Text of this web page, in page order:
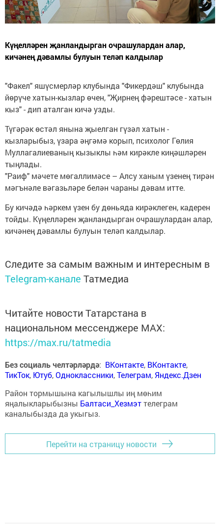
Күңелләрен җанландырган очрашулардан алар,
кичәнең дәвамлы булуын теләп калдылар
"Факел" яшүсмерләр клубында "Фикердәш" клубында
йөрүче хатын-кызлар өчен, "Җирнең фәрештәсе - хатын
кыз" - дип аталган кичә узды.
Түгәрәк өстәл янына җыелган гүзәл хатын -
кызларыбыз, үзара әңгәмә корып, психолог Гөлия
Муллагалиеваның кызыклы һәм кирәкле киңәшләрен
тыңлады.
"Раиф" мәчете мөгаллимәсе – Алсу ханым үзенең тирән
мәгънәле вәгазьләре белән чараны дәвам итте.
Бу кичәдә һәркем үзен бу дөньяда кирәклеген, кадерен
тойды. Күңелләрен җанландырган очрашулардан алар,
кичәнең дәвамлы булуын теләп калдылар.
Следите за самым важным и интересным в
Telegram-канале Татмедиа
Читайте новости Татарстана в
национальном мессенджере MАХ:
https://max.ru/tatmedia
Без социаль челтәрләрдә: ВКонтакте, ВКонтакте,
ТикТок, Ютуб,Одноклассники,Телеграм, Яндекс.Дзен
Район тормышына кагылышлы иң мөһим
яңалыкларыбызны Балтаси_Хезмэттелеграм
каналыбызда да укыгыз.
Перейти на страницу новости